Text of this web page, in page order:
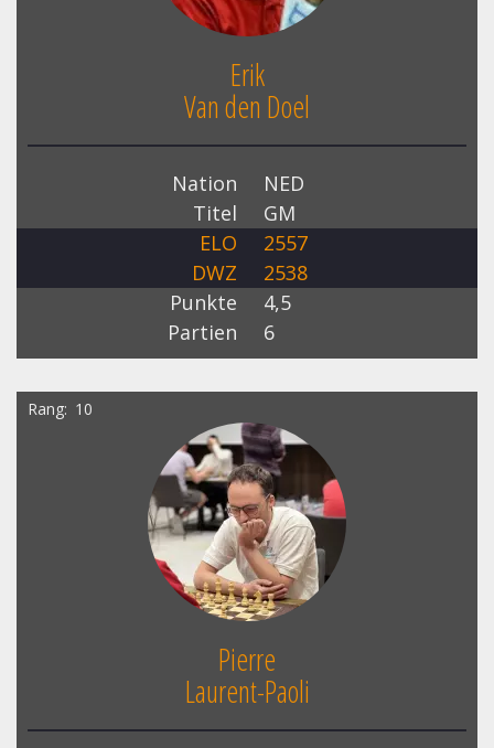
Erik
Van den Doel
Nation
NED
Titel
GM
ELO
2557
DWZ
2538
Punkte
4,5
Partien
6
Rang 10
Pierre
Laurent-Paoli